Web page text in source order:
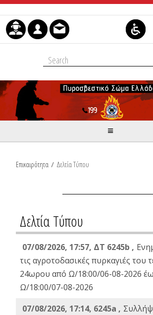
Μετάβαση στο περιεχόμενο
Επικαιρότητα / Δελτία Τύπου
Δελτία Τύπου
07/08/2026, 17:57, ΔΤ 6245b ,
τις αγροτοδασικές πυρκαγιές του
24ωρου από Ω/18:00/06-08-2026
Ω/18:00/07-08-2026
07/08/2026, 17:14, 6245a ,